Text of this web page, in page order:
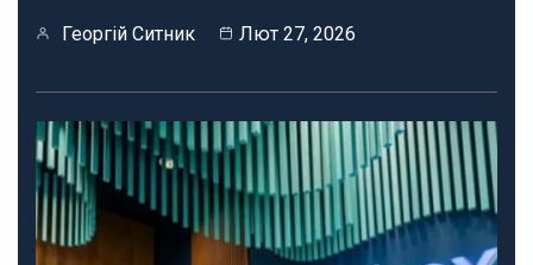
Георгій Ситник Лют 27, 2026